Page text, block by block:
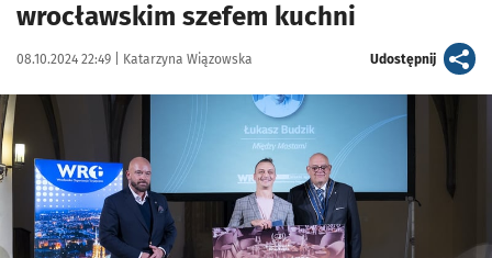
wrocławskim szefem kuchni
Data publikacji:
08.10.2024 22:49 | Autor:
Katarzyna Wiązowska Udostępnijartykuł
Kliknij, aby zobaczyć galerię